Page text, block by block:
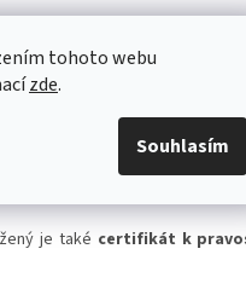
tohoto webu
zde.
Souhlasím
a kontrovány, že
neobsahuje nikl (nikl
je také certifikát k